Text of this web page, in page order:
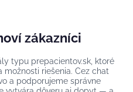
zákazníci
typu prepacientov.sk, ktoré
riešenia. Cez chat
a podporujeme správne